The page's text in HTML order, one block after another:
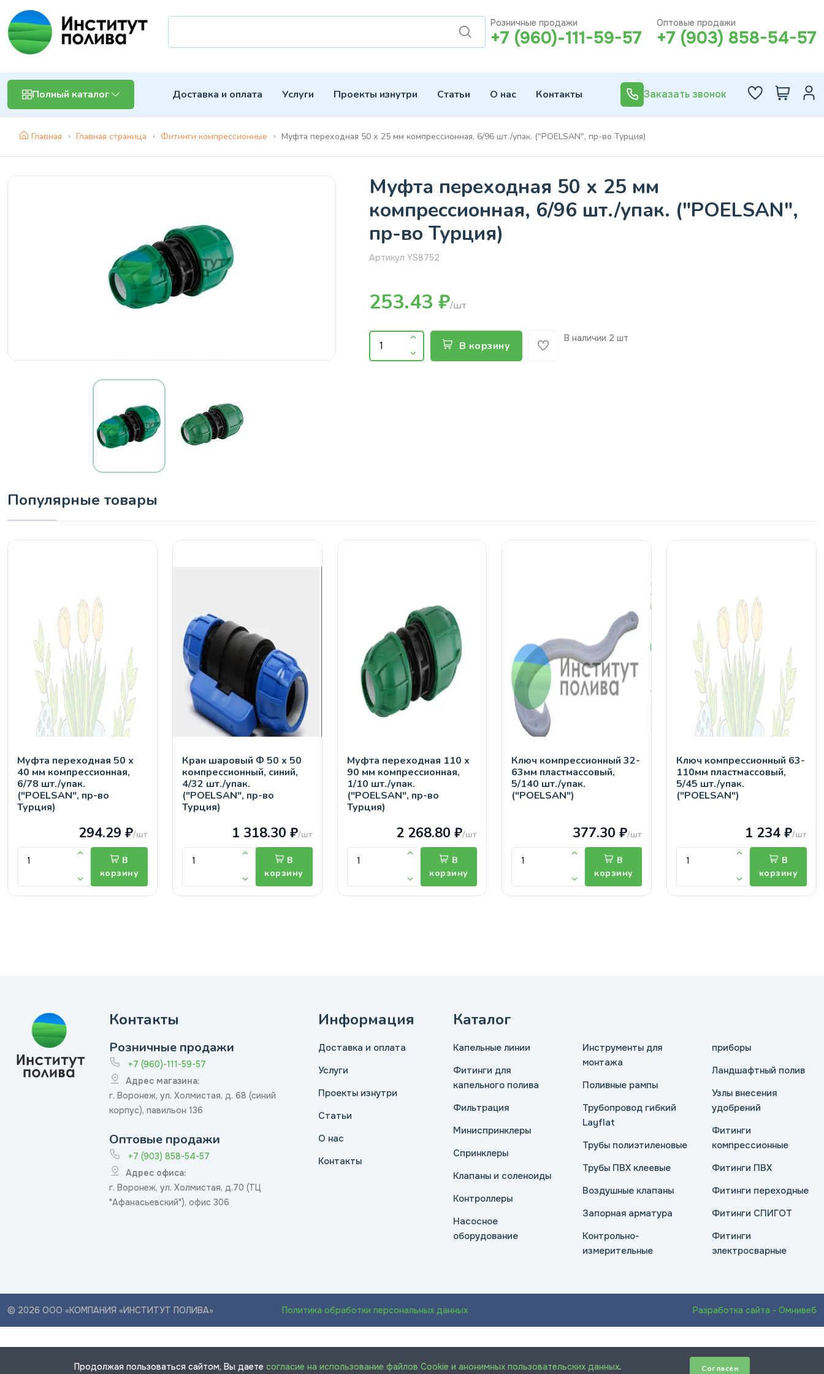
Розничные продажи
+7 (960)-111-59-57
Оптовые продажи
+7 (903) 858-54-57
Полный каталог Доставка и оплата Услуги Проекты изнутри Статьи О нас Контакты Заказать звонок
Главная Главная страница Фитинги компрессионные Муфта переходная 50 х 25 мм компрессионная, 6/96 шт./упак. ("POELSAN", пр-во Турция)
Муфта переходная 50 х 25 мм
компрессионная, 6/96 шт./упак. ("POELSAN",
пр-во Турция)
Артикул YS8752
253.43 ₽/шт
В корзину
В наличии 2 шт
Популярные товары
Муфта переходная 50 х
40 мм компрессионная,
6/78 шт./упак.
("POELSAN", пр-во
Турция)
294.29 ₽/шт
В
корзину
Кран шaровый Ф 50 х 50
компрессионный, синий,
4/32 шт./упак.
("POELSAN", пр-во
Турция)
1 318.30 ₽/шт
В
корзину
Муфта переходная 110 х
90 мм компрессионная,
1/10 шт./упак.
("POELSAN", пр-во
Турция)
2 268.80 ₽/шт
В
корзину
Ключ компрессионный 32-
63мм пластмассовый,
5/140 шт./упак.
("POELSAN")
377.30 ₽/шт
В
корзину
Ключ компрессионный 63-
110мм пластмассовый,
5/45 шт./упак.
("POELSAN")
1 234 ₽/шт
В
корзину
Контакты
Розничные продажи
+7 (960)-111-59-57
Адрес магазина:
г. Воронеж, ул. Холмистая, д. 68 (синий
корпус), павильон 136
Оптовые продажи
+7 (903) 858-54-57
Адрес офиса:
г. Воронеж, ул. Холмистая, д.70 (ТЦ
"Афанасьевский"), офис 306
Информация
Доставка и оплата
Услуги
Проекты изнутри
Статьи
О нас
Контакты
Каталог
Капельные линии
Фитинги для
капельного полива
Фильтрация
Миниспринклеры
Спринклеры
Клапаны и соленоиды
Контроллеры
Насосное
оборудование
Инструменты для
монтажа
Поливные рампы
Трубопровод гибкий
Layflat
Трубы полиэтиленовые
Трубы ПВХ клеевые
Воздушные клапаны
Запорная арматура
Контрольно-
измерительные
приборы
Ландшафтный полив
Узлы внесения
удобрений
Фитинги
компрессионные
Фитинги ПВХ
Фитинги переходные
Фитинги СПИГОТ
Фитинги
электросварные
© 2026 ООО «КОМПАНИЯ «ИНСТИТУТ ПОЛИВА» Политика обработки персональных данных Разработка сайта - Омнивеб
Продолжая пользоваться сайтом, Вы даете согласие на использование файлов Cookie и анонимных пользовательских данных. Согласен